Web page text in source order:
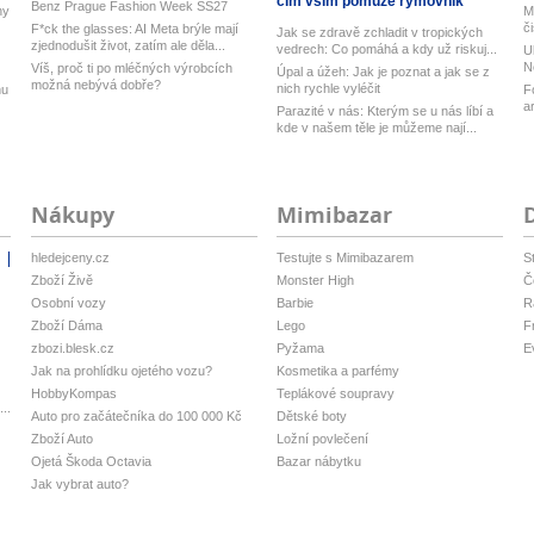
Benz Prague Fashion Week SS27
F*ck the glasses: AI Meta brýle mají
zjednodušit život, zatím ale děla...
Víš, proč ti po mléčných výrobcích
možná nebývá dobře?
Jak se zdravě zchladit v tropických
vedrech: Co pomáhá a kdy už riskuj...
Úpal a úžeh: Jak je poznat a jak se z
nich rychle vyléčit
Parazité v nás: Kterým se u nás líbí a
kde v našem těle je můžeme nají...
Nákupy
hledejceny.cz
Zboží Živě
Osobní vozy
Zboží Dáma
zbozi.blesk.cz
Jak na prohlídku ojetého vozu?
HobbyKompas
Auto pro začátečníka do 100 000 Kč
Zboží Auto
Ojetá Škoda Octavia
Jak vybrat auto?
Mimibazar
Testujte s Mimibazarem
Monster High
Barbie
Lego
Pyžama
Kosmetika a parfémy
Teplákové soupravy
Dětské boty
Ložní povlečení
Bazar nábytku